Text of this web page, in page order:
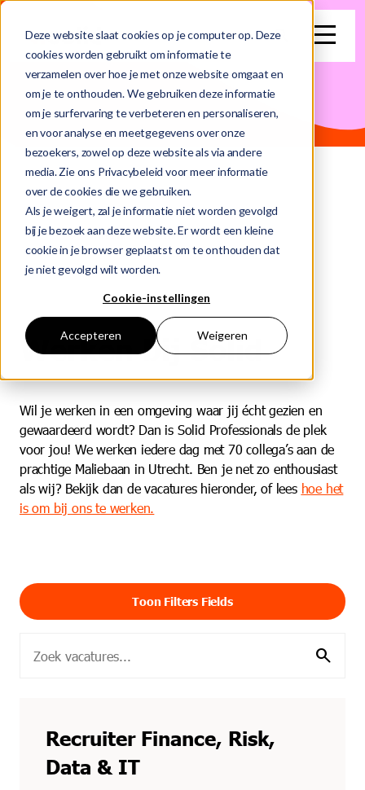
Deze website slaat cookies op je computer op. Deze
cookies worden gebruikt om informatie te
verzamelen over hoe je met onze website omgaat en
om je te onthouden. We gebruiken deze informatie
om je surfervaring te verbeteren en personaliseren,
en voor analyse en meetgegevens over onze
bezoekers, zowel op deze website als via andere
media. Zie ons Privacybeleid voor meer informatie
over de cookies die we gebruiken.
Als je weigert, zal je informatie niet worden gevolgd
bij je bezoek aan deze website. Er wordt een kleine
cookie in je browser geplaatst om te onthouden dat
je niet gevolgd wilt worden.
Cookie-instellingen
Accepteren Weigeren
search
Dit is een zoekveld waaraan een functie voor automatische
Er zijn geen suggesties want het zoekveld is leeg.
Home Interne Vacatures
Werken bij Solid
Wil je werken in een omgeving waar jij écht gezien en
gewaardeerd wordt? Dan is Solid Professionals de plek
voor jou! We werken iedere dag met 70 collega’s aan de
prachtige Maliebaan in Utrecht. Ben je net zo enthousiast
als wij? Bekijk dan de vacatures hieronder, of lees hoe het
is om bij ons te werken.
Toon Filters Fields
search
Recruiter Finance, Risk,
Data & IT